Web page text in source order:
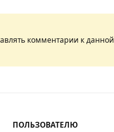
комментарии к данной
ПОЛЬЗОВАТЕЛЮ